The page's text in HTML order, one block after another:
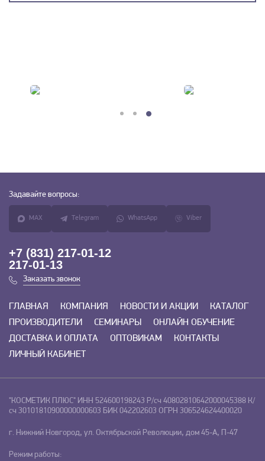
Задавайте вопросы:
MAX Telegram WhatsApp Viber
+7 (831) 217-01-12
217-01-13
Заказать звонок
ГЛАВНАЯ КОМПАНИЯ НОВОСТИ И АКЦИИ
КАТАЛОГ
ПРОИЗВОДИТЕЛИ
СЕМИНАРЫ
ОНЛАЙН ОБУЧЕНИЕ
ДОСТАВКА И ОПЛАТА
ОПТОВИКАМ
КОНТАКТЫ
ЛИЧНЫЙ КАБИНЕТ
"КОСМЕТИК ПЛЮС" ИНН 524600198243 Р/сч 40802810642000045388 К/
сч 30101810900000000603 БИК 042202603 ОГРН 306524624400020
г. Нижний Новгород, ул. Октябрьской Революции, дом 45-А, П-47
Режим работы: